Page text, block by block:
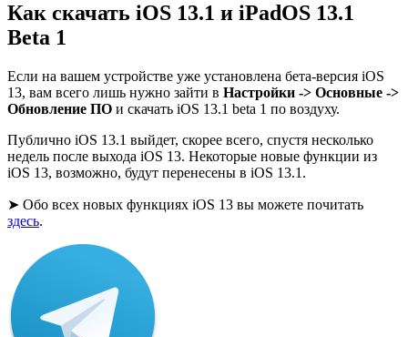
Как скачать iOS 13.1 и iPadOS 13.1
Beta 1
Если на вашем устройстве уже установлена бета-версия iOS
13, вам всего лишь нужно зайти в Настройки -> Основные ->
Обновление ПО и скачать iOS 13.1 beta 1 по воздуху.
Публично iOS 13.1 выйдет, скорее всего, спустя несколько
недель после выхода iOS 13. Некоторые новые функции из
iOS 13, возможно, будут перенесены в iOS 13.1.
➤ Обо всех новых функциях iOS 13 вы можете почитать
здесь.